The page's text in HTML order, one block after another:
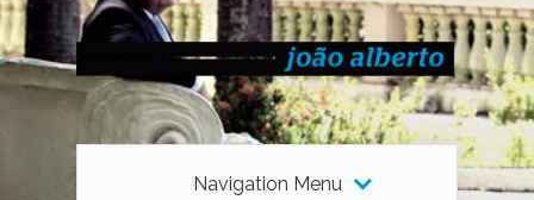
Navigation Menu